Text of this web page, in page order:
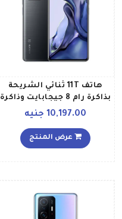
هاتف 11T ثنائي الشريحة
بذاكرة رام 8 جيجابايت وذاكرة
داخلية 256 جيجابايت ويدعم
ميتيورايت إصدار العالمي
10,197.00 جنيه
عرض المنتج